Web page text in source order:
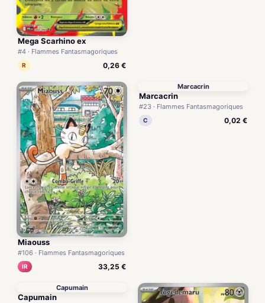
Mega Scarhino ex
#4 · Flammes Fantasmagoriques
R 0,26 €
Miaouss
#106 · Flammes Fantasmagoriques
IR 33,25 €
Marcacrin
Marcacrin
#23 · Flammes Fantasmagoriques
C 0,02 €
Capumain
Capumain